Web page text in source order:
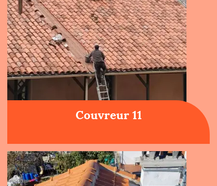
Couvreur 11